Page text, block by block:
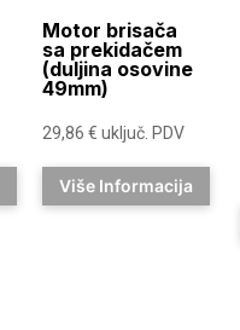
Motor brisača
sa prekidačem
(duljina osovine
49mm)
29,86€ uključ. PDV
Više Informacija